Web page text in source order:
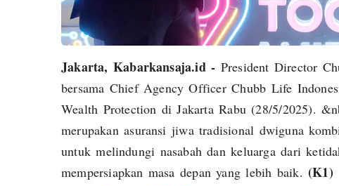
Jakarta, Kabarkansaja.id - President Director
bersama Chief Agency Officer Chubb Life
Wealth Protection di Jakarta Rabu (28/5/2025).
merupakan asuransi jiwa tradisional dwiguna
untuk melindungi nasabah dan keluarga dari
mempersiapkan masa depan yang lebih baik. (K1)